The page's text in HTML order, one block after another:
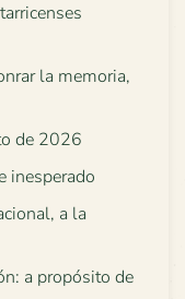
la memoria,
de 2026
inesperado
a la
a propósito de